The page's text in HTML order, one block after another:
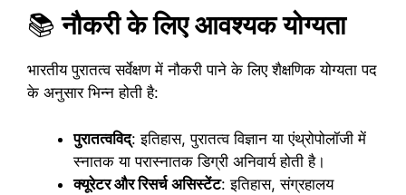
📚नौकरी के लिए आवश्यक योग्यता
भारतीय पुरातत्व सर्वेक्षण में नौकरी पाने के लिए शैक्षणिक योग्यता पद
के अनुसार भिन्न होती है:
पुरातत्वविद्: इतिहास, पुरातत्व विज्ञान या एंथ्रोपोलॉजी में
स्नातक या परास्नातक डिग्री अनिवार्य होती है।
क्यूरेटर और रिसर्च असिस्टेंट: इतिहास, संग्रहालय